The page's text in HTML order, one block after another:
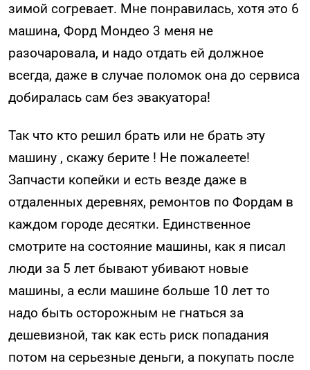
зимой согревает. Мне понравилась, хотя это 6
машина, Форд Мондео 3 меня не
разочаровала, и надо отдать ей должное
всегда, даже в случае поломок она до сервиса
добиралась сам без эвакуатора!
Так что кто решил брать или не брать эту
машину , скажу берите ! Не пожалеете!
Запчасти копейки и есть везде даже в
отдаленных деревнях, ремонтов по Фордам в
каждом городе десятки. Единственное
смотрите на состояние машины, как я писал
люди за 5 лет бывают убивают новые
машины, а если машине больше 10 лет то
надо быть осторожным не гнаться за
дешевизной, так как есть риск попадания
потом на серьезные деньги, а покупать после